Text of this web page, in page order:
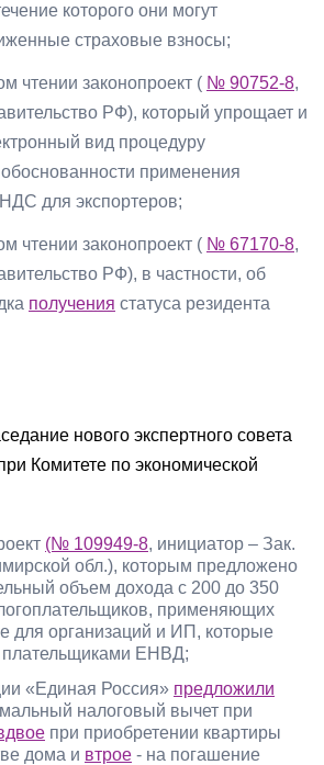
которого они могут
страховые взносы;
чтении законопроект ( № 90752-8,
РФ), который упрощает и
вид процедуру
применения
для экспортеров;
чтении законопроект ( № 67170-8,
РФ), в частности, об
получения статуса резидента
нового экспертного совета
Комитете по экономической
(№ 109949-8, инициатор – Зак.
обл.), которым предложено
объем дохода с 200 до 350
применяющих
для организаций и ИП, которые
плательщиками ЕНВД;
«Единая Россия» предложили
налоговый вычет при
при приобретении квартиры
дома и втрое - на погашение